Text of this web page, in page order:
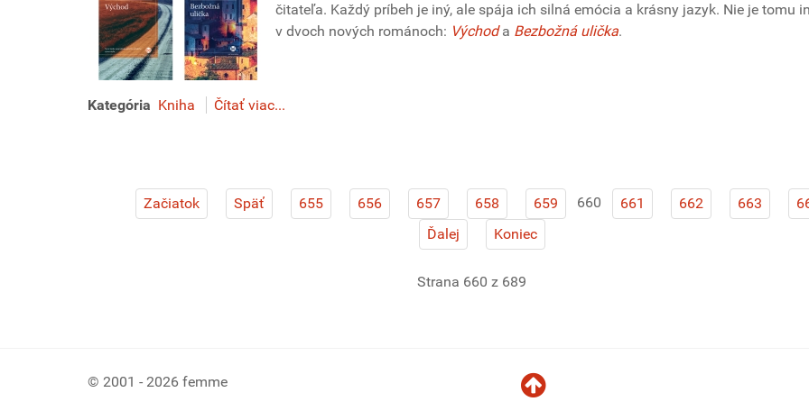
čitateľa. Každý príbeh je iný, ale spája ich silná emócia a krásny jazyk. Nie je tomu
v dvoch nových románoch: Východa Bezbožná ulička.
Kategória Kniha Čítať viac...
Začiatok Späť 655 656 657 658 659 660 661 662 663
Ďalej
Koniec
Strana 660 z 689
© 2001 - 2026 femme